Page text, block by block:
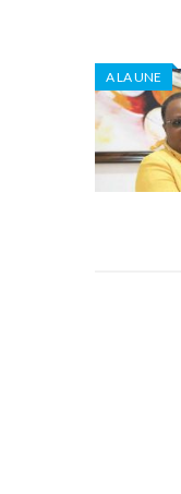
A LA UNE